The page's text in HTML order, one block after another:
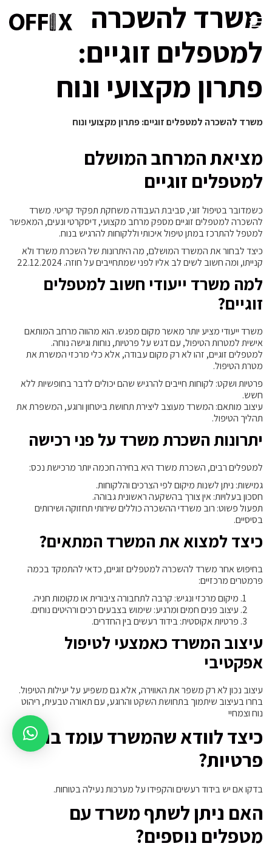
משרד להשכרה
למטפלים זוגיים:
פתרון מקצועי ונוח
משרד להשכרה למטפלים זוגיים: פתרון מקצועי ונוח
מציאת המרחב המושלם
למטפלים זוגיים
כשמדובר בטיפול זוגי, סביבת העבודה משחקת תפקיד קריטי. משרד
להשכרה למטפלים זוגיים מספק מרחב מקצועי, דיסקרטי ונעים, המאפשר
למטפל להתרכז במתן טיפול איכותי וללקוחות להרגיש בנוח.
כיצד לבחור את המשרד המושלם, מה היתרונות של השכרת משרד ולא
קנייתו, ומה חשוב לשים לב אליו לפני שמתחייבים על חוזה. 22.12.2024
למה משרד ייעודי חשוב למטפלים
זוגיים?
משרד ייעודי מציע יותר מאשר מקום מפגש. הוא מהווה מרחב המותאם
אישית למטרות הטיפול, עם דגש על פרטיות, נוחות וגישה נוחה.
למטפלים זוגיים, זהו לא רק מקום עבודה, אלא כלי מרכזי המשרת את
מטרת הטיפול.
פרטיות ושקט: לקוחות חייבים להרגיש שהם יכולים לדבר בחופשיות ללא
חשש.
עיצוב מותאם: המשרד מעוצב ליצירת תחושת ביטחון ורוגע, המשפרת את
תהליך הטיפול.
יתרונות השכרת משרד על פני רכישה
למטפלים רבים, השכרת משרד היא בחירה חכמה יותר מרכישת נכס:
גמישות: ניתן לשנות מיקום לפי הצרכים והלקוחות.
חסכון בעלויות: אין צורך בהשקעה ראשונית גבוהה.
תפעול פשוט: רוב משרדי ההשכרה כוללים שירותי תחזוקה ושירותים
בסיסיים.
כיצד למצוא את המשרד המתאים?
בחיפוש אחר משרד להשכרה למטפלים זוגיים, כדאי להתמקד בכמה
פרמטרים מרכזיים:
מיקום מרכזי ונגיש: קרבה לתחבורה ציבורית או מקומות חניה.
עיצוב פנים חמים ומרגיע: שימוש בצבעים רכים ורהיטים נוחים.
פרטיות אקוסטית: בידוד רעשים בין החדרים.
עיצוב המשרד כאמצעי לטיפול
אפקטיבי
עיצוב נכון לא רק משפר את האווירה, אלא גם משפיע על יעילות הטיפול.
בחרו בעיצוב שיתמוך בתחושת השקט והרוגע, עם תאורה טבעית, ריהוט
נוח וצמחיי
כיצד לוודא שהמשרד עומד בתקני
פרטיות?
בדקו אם יש בידוד רעשים והקפידו על מערכות נעילה בטוחות.
האם ניתן לשתף משרד עם
מטפלים נוספים?